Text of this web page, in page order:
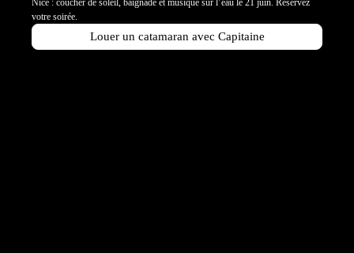
Nice : coucher de soleil, baignade et musique sur l’eau le 21 juin. Réservez
votre soirée.
Louer un catamaran avec Capitaine